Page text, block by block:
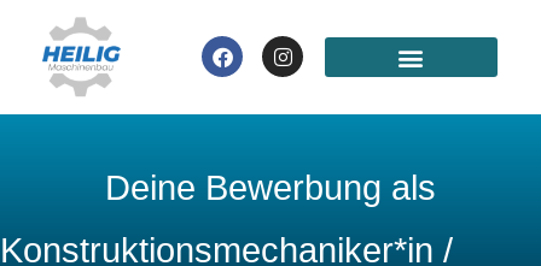
springen
FacebookInstagram
Deine Bewerbung als
Konstruktionsmechaniker*in /